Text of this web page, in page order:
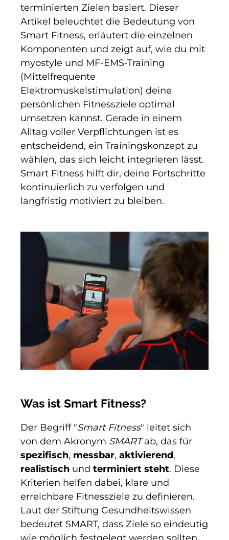
terminierten Zielen basiert. Dieser
Artikel beleuchtet die Bedeutung von
Smart Fitness, erläutert die einzelnen
Komponenten und zeigt auf, wie du mit
myostyle und MF-EMS-Training
(Mittelfrequente
Elektromuskelstimulation) deine
persönlichen Fitnessziele optimal
umsetzen kannst. Gerade in einem
Alltag voller Verpflichtungen ist es
entscheidend, ein Trainingskonzept zu
wählen, das sich leicht integrieren lässt.
Smart Fitness hilft dir, deine Fortschritte
kontinuierlich zu verfolgen und
langfristig motiviert zu bleiben.
Was ist Smart Fitness?
Der Begriff "Smart Fitness" leitet sich
von dem Akronym SMARTab, das für
spezifisch, messbar, aktivierend,
realistisch und terminiert steht. Diese
Kriterien helfen dabei, klare und
erreichbare Fitnessziele zu definieren.
Laut der Stiftung Gesundheitswissen
bedeutet SMART, dass Ziele so eindeutig